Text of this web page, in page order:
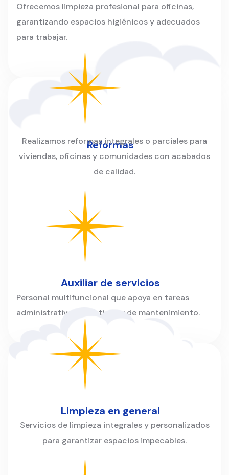
Ofrecemos limpieza profesional para oficinas,
garantizando espacios higiénicos y adecuados
para trabajar.
Reformas
Realizamos reformas integrales o parciales para
viviendas, oficinas y comunidades con acabados
de calidad.
Auxiliar de servicios
Personal multifuncional que apoya en tareas
administrativas, logísticas y de mantenimiento.
Limpieza en general
Servicios de limpieza integrales y personalizados
para garantizar espacios impecables.